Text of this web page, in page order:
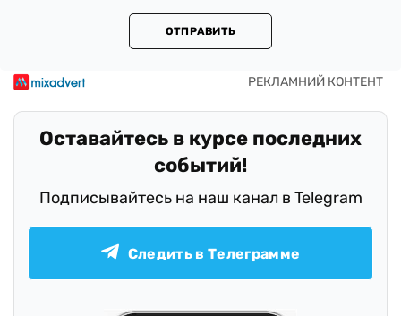
ОТПРАВИТЬ
Оставайтесь в курсе последних
событий!
Подписывайтесь на наш канал в Telegram
Следить в Телеграмме